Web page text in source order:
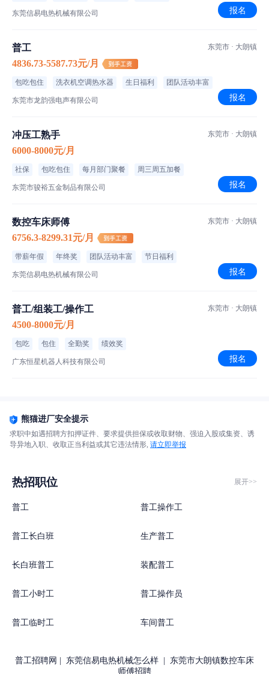
东莞信易电热机械有限公司 报名
普工
4836.73-5587.73元/月
包吃包住 洗衣机空调热水器 生日福利 团队活动丰富
东莞市龙韵强电声有限公司
东莞市 · 大朗镇
报名
冲压工熟手
6000-8000元/月
社保 包吃包住 每月部门聚餐 周三周五加餐
东莞市骏裕五金制品有限公司
东莞市 · 大朗镇
报名
数控车床师傅
6756.3-8299.31元/月
带薪年假 年终奖 团队活动丰富 节日福利
东莞信易电热机械有限公司
东莞市 · 大朗镇
报名
普工/组装工/操作工
4500-8000元/月
包吃 包住 全勤奖 绩效奖
广东恒星机器人科技有限公司
东莞市 · 大朗镇
报名
熊猫进厂安全提示
求职中如遇招聘方扣押证件、要求提供担保或收取财物、强迫入股或集资、诱
导异地入职、收取正当利益或其它违法情形, 请立即举报
热招职位 展开>>
普工 普工操作工
普工长白班 生产普工
长白班普工 装配普工
普工小时工 普工操作员
普工临时工 车间普工
普工招聘网 东莞信易电热机械怎么样
东莞市大朗镇数控车床
师傅招聘